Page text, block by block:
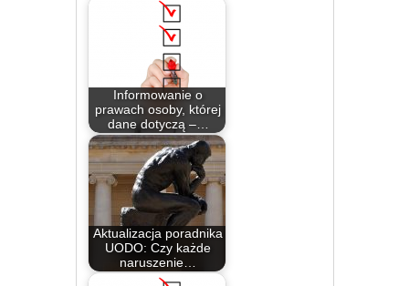
Informowanie o
prawach osoby, której
dane dotyczą –…
Aktualizacja poradnika
UODO: Czy każde
naruszenie…